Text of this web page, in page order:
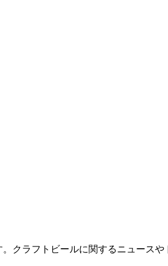
クラフトビールに関するニュースや